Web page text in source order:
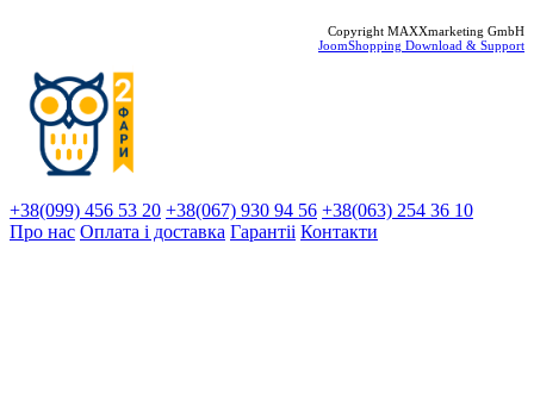
Copyright MAXXmarketing GmbH
JoomShopping Download & Support
+38(099) 456 53 20 +38(067) 930 94 56 +38(063) 254 36 10
Про нас Оплата і доставка Гарантіi Контакти